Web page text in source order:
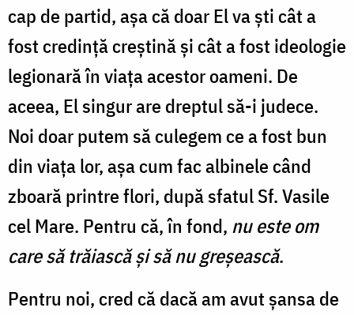
cap de partid, aşa că doar El va şti cât a
fost credinţă creştină şi cât a fost ideologie
legionară în viaţa acestor oameni. De
aceea, El singur are dreptul să-i judece.
Noi doar putem să culegem ce a fost bun
din viaţa lor, aşa cum fac albinele când
zboară printre flori, după sfatul Sf. Vasile
cel Mare. Pentru că, în fond, nu este om
care să trăiască şi să nu greşească.
Pentru noi, cred că dacă am avut şansa de